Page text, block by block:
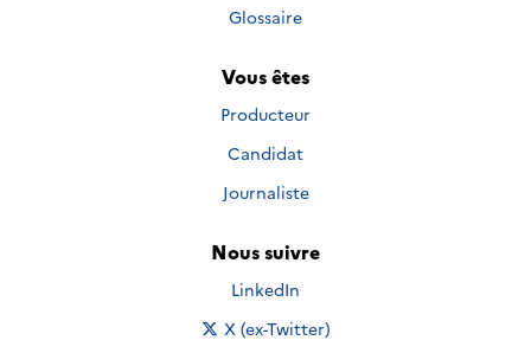
Glossaire
Vous êtes
Producteur
Candidat
Journaliste
Nous suivre
Nous suivre sur
LinkedIn
Nous suivre sur
X (ex-Twitter)